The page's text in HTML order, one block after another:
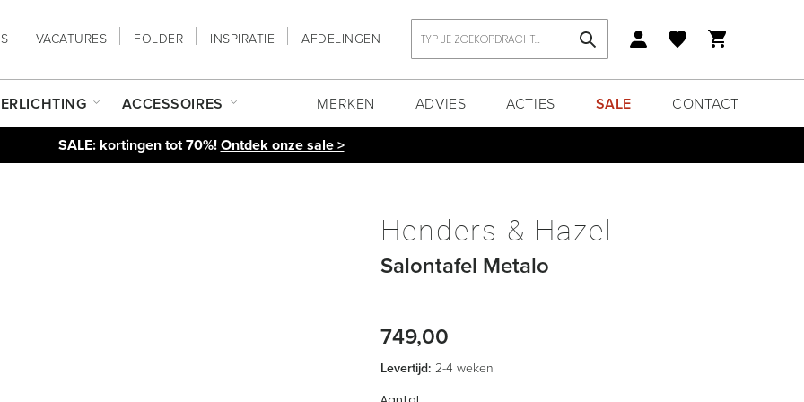
VACATURES FOLDER INSPIRATIE AFDELINGEN
ACCESSOIRES MERKEN ADVIES ACTIES SALE CONTACT
SALE: kortingen tot 70%!Ontdek onze sale >
Henders & Hazel
Salontafel Metalo
749,00
Levertijd: 2-4 weken